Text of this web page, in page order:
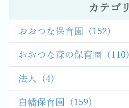
カテゴリ
おおつな保育園 (152)
おおつな森の保育園 (110)
法人 (4)
白幡保育園 (159)